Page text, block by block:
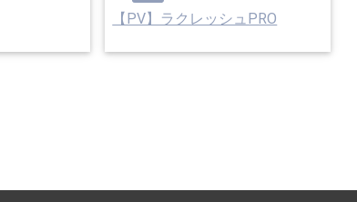
【PV】ラクレッシュPRO